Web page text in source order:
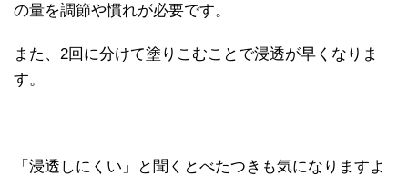
の量を調節や慣れが必要です。
また、2回に分けて塗りこむことで浸透が早くなりま
す。
「浸透しにくい」と聞くとべたつきも気になりますよ